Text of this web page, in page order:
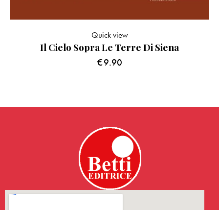
Il Cielo Sopra Le Terre Di Siena
€9.90
Quick view